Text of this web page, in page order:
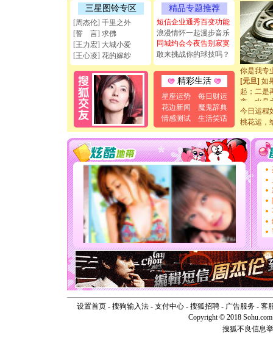
三星图铃专区
[周杰伦] 千里之外
[誓 言] 求佛
[王力宏] 大城小爱
[王心凌] 花的嫁纱
精品专题推荐
短信企业通秀百变功能
浪漫情怀一起漫步音乐
同城约会今夜告别寂寞
敢来挑战你的球技吗？
精彩生活
星座运势
每日财运
花边新闻
魔鬼辞典
情感测试
生活笑话
能正大
天都要快
[圣诞节]
如意,快
[元旦]看
断电。爱
你是我专
[元旦] 如
起；二是
离。水晶
[元旦]当
泣，这痛
[春节]风
颜！冬
道一声平
[春节]
传
片叶子
送你一
[圣诞节]
你太多
要平安
[圣诞节]
能正大
天都要快
[圣诞节]
如意,快
[元旦]看
断电。爱
你是我专
[元旦] 如
起；二是
今日运程
桃花运，
设置首页- 搜狗输入法- 支付中心- 搜狐招聘- 广告服务- 客
Copyright © 2018
搜狐不良信息